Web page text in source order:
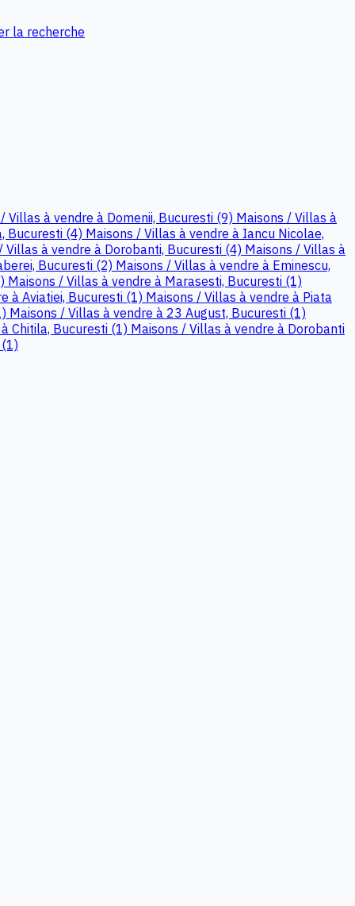
la recherche
Villas à vendre à Domenii, Bucuresti (9) Maisons / Villas à
Bucuresti (4) Maisons / Villas à vendre à Iancu Nicolae,
Villas à vendre à Dorobanti, Bucuresti (4) Maisons / Villas à
Bucuresti (2) Maisons / Villas à vendre à Eminescu,
Maisons / Villas à vendre à Marasesti, Bucuresti (1)
à Aviatiei, Bucuresti (1) Maisons / Villas à vendre à Piata
Maisons / Villas à vendre à 23 August, Bucuresti (1)
Chitila, Bucuresti (1) Maisons / Villas à vendre à Dorobanti